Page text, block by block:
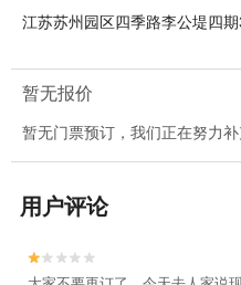
江苏苏州园区四季路李公堤四
暂无报价
暂无门票预订，我们正在努力
用户评论

